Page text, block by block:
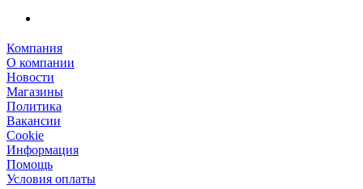
Компания
О компании
Новости
Магазины
Политика
Вакансии
Сookie
Информация
Помощь
Условия оплаты